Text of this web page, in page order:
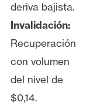
deriva bajista.
Invalidación:
Recuperación
con volumen
del nivel de
$0,14.